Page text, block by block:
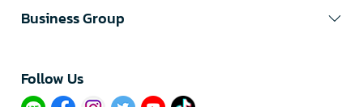
Business Group
Follow Us​